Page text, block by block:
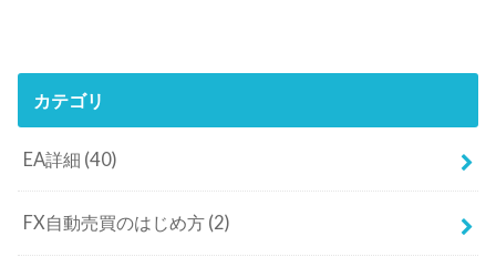
カテゴリ
EA詳細 (40)
FX自動売買のはじめ方 (2)